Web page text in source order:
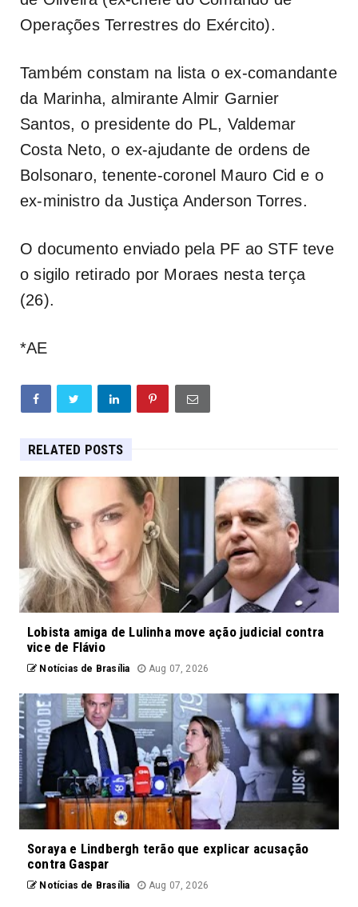
Operações Terrestres do Exército).
Também constam na lista o ex-comandante
da Marinha, almirante Almir Garnier
Santos, o presidente do PL, Valdemar
Costa Neto, o ex-ajudante de ordens de
Bolsonaro, tenente-coronel Mauro Cid e o
ex-ministro da Justiça Anderson Torres.
O documento enviado pela PF ao STF teve
o sigilo retirado por Moraes nesta terça
(26).
*AE
RELATED POSTS
Lobista amiga de Lulinha move ação judicial contra
vice de Flávio
Notícias de Brasília Aug 07, 2026
Soraya e Lindbergh terão que explicar acusação
contra Gaspar
Notícias de Brasília Aug 07, 2026